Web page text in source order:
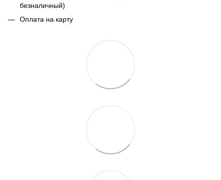
безналичный)
Оплата на карту